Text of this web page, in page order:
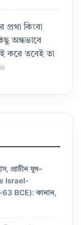
কিংবা
অন্ধভাবে
করে তবেই তা
প্রাচীন যুগ–
Israel-
BCE): কানান,